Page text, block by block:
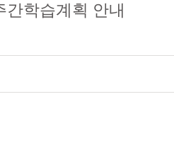
학습계획 안내